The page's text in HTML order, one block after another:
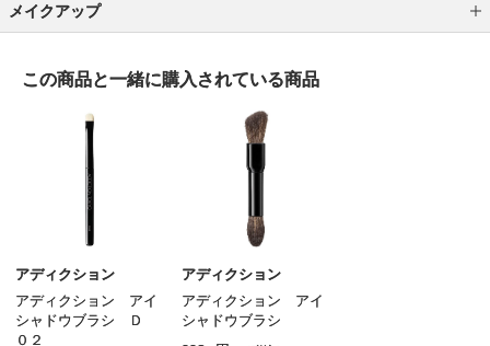
メイクアップ
グロス
チーク
この商品と一緒に購入されている商品
アディクション
アディクション アイ
シャドウブラシ Ｄ
０２
アディクション
アディクション アイ
シャドウブラシ